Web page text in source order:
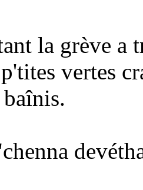
la grève a
vertes